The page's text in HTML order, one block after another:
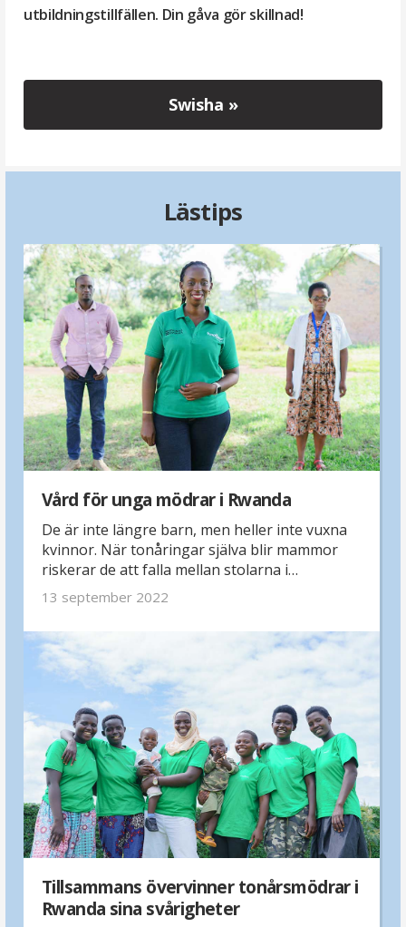
utbildningstillfällen. Din gåva gör skillnad!
Swisha »
Lästips
Vård för unga mödrar i Rwanda
De är inte längre barn, men heller inte vuxna
kvinnor. När tonåringar själva blir mammor
riskerar de att falla mellan stolarna i
sjukvården. Vår partnerorganisation Empower
Rwanda samarbetar med ett hälsocenter för
att säkerställa bra vård för 200 unga mödrar
som lever i fattigdom.
13 september 2022
Tillsammans övervinner tonårsmödrar i
Rwanda sina svårigheter